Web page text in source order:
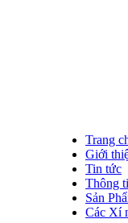
Trang
Giới
Tin tức
Thông
Sản
Các Xí